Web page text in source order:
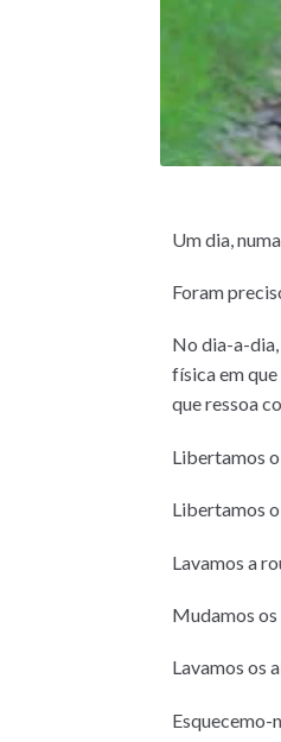
Um dia,
Foram
No dia-a-
física em
que ressoa
Libertamos o
Libertamos
Lavamos a
Mudamos
Lavamos os
Esquecemo-